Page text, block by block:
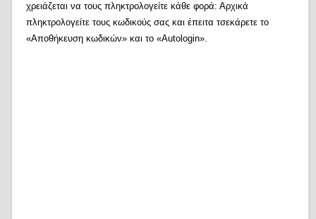
χρειάζεται να τους πληκτρολογείτε κάθε φορά: Αρχικά
πληκτρολογείτε τους κωδικούς σας και έπειτα τσεκάρετε το
«Αποθήκευση κωδικών» και το «Autologin».